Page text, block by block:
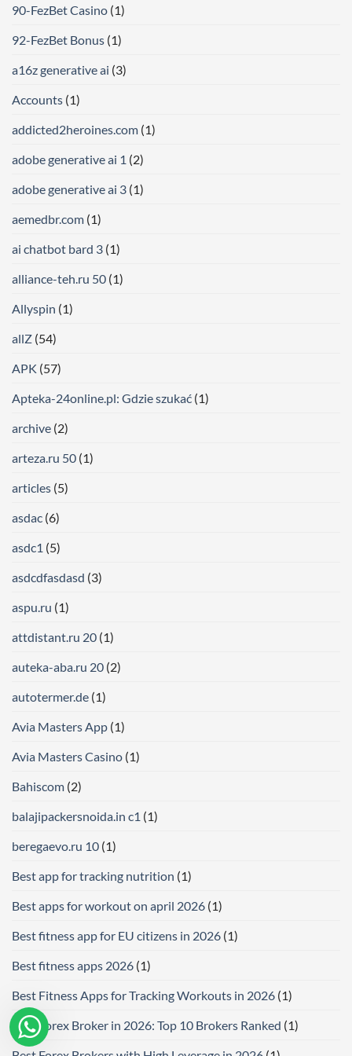
90-FezBet Casino (1)
92-FezBet Bonus (1)
a16z generative ai (3)
Accounts (1)
addicted2heroines.com (1)
adobe generative ai 1 (2)
adobe generative ai 3 (1)
aemedbr.com (1)
ai chatbot bard 3 (1)
alliance-teh.ru 50 (1)
Allyspin (1)
allZ (54)
APK (57)
Apteka-24online.pl: Gdzie szukać (1)
archive (2)
arteza.ru 50 (1)
articles (5)
asdac (6)
asdc1 (5)
asdcdfasdasd (3)
aspu.ru (1)
attdistant.ru 20 (1)
auteka-aba.ru 20 (2)
autotermer.de (1)
Avia Masters App (1)
Avia Masters Casino (1)
Bahiscom (2)
balajipackersnoida.in c1 (1)
beregaevo.ru 10 (1)
Best app for tracking nutrition (1)
Best apps for workout on april 2026 (1)
Best fitness app for EU citizens in 2026 (1)
Best fitness apps 2026 (1)
Best Fitness Apps for Tracking Workouts in 2026 (1)
Best Forex Broker in 2026: Top 10 Brokers Ranked (1)